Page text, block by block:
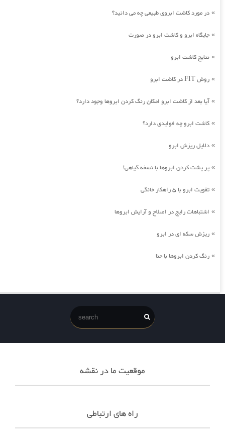
» در مورد کاشت ابروی طبیعی چه می دانید؟
» جایگاه ابرو و کاشت ابرو در صورت
» نتایج کاشت ابرو
» روش FIT در کاشت ابرو
»آیا بعد از کاشت ابرو امکان رنگ کردن ابروها وجود دارد؟
» کاشت ابرو چه فوایدی دارد؟
» دلایل ریزش ابرو
» پر پشت کردن ابروها با نسخه گیاهی!
» تقویت ابرو با 5 راهکار خانگی
» اشتباهات رایج در اصلاح و آرایش ابروها
» ریزش سکه ای در ابرو
» رنگ کردن ابروها با حنا
موقعیت ما در نقشه
راه های ارتباطی